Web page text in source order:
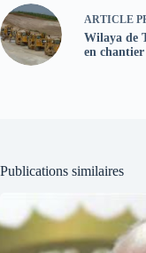
ARTICLE
Wilaya de
en chantier
Publications similaires